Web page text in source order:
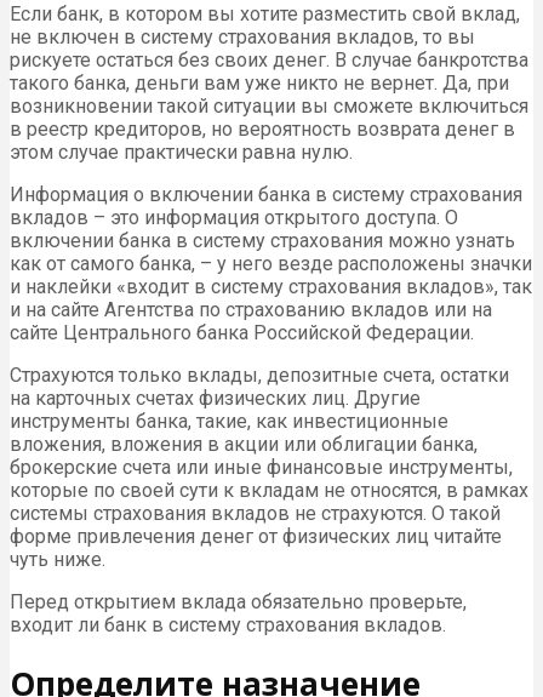
Если банк, в котором вы хотите разместить свой вклад,
не включен в систему страхования вкладов, то вы
рискуете остаться без своих денег. В случае банкротства
такого банка, деньги вам уже никто не вернет. Да, при
возникновении такой ситуации вы сможете включиться
в реестр кредиторов, но вероятность возврата денег в
этом случае практически равна нулю.
Информация о включении банка в систему страхования
вкладов – это информация открытого доступа. О
включении банка в систему страхования можно узнать
как от самого банка, – у него везде расположены значки
и наклейки «входит в систему страхования вкладов», так
и на сайте Агентства по страхованию вкладов или на
сайте Центрального банка Российской Федерации.
Страхуются только вклады, депозитные счета, остатки
на карточных счетах физических лиц. Другие
инструменты банка, такие, как инвестиционные
вложения, вложения в акции или облигации банка,
брокерские счета или иные финансовые инструменты,
которые по своей сути к вкладам не относятся, в рамках
системы страхования вкладов не страхуются. О такой
форме привлечения денег от физических лиц читайте
чуть ниже.
Перед открытием вклада обязательно проверьте,
входит ли банк в систему страхования вкладов.
Определите назначение